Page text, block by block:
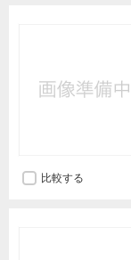
比較する